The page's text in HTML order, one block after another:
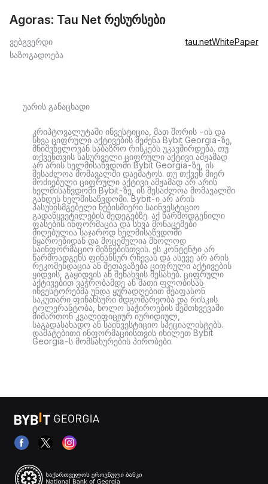
Agoras: Tau Net რესურსები
ვებგვერდი tau.netWhitePaper
საზოგადოება
უარის განაცხადი
კრიპტოვალუტაში ინვესტიცია, მათ შორის -ის და
სხვა ციფრული აქტივების შეძენა Bybit Georgia-ზე,
მნიშვნელოვან საბაზრო რისკებს უკავშირდება. თუ
თქვენთვის სასურველი ციფრული აქტივი ამჟამად
არ არის ხელმისაწვდომი Bybit Georgia-ზე, ის
შესაძლოა მომავალში დაემატოს. თუ თქვენ მიერ
მოძიებული ციფრული აქტივი ამჟამად არ არის
ხელმისაწვდომი Bybit-ზე, ის შესაძლოა მომავალში
გახდეს ხელმისაწვდომი. Bybit-ი არ არის
პასუხისმგებელი ნებისმიერი საინვესტიციო
გადაწყვეტილების შედეგებზე. აქ წარმოდგენილი
ფასების ინფორმაცია და სხვა მონაცემები
მიღებულია საჯაროდ ხელმისაწვდომი
წყაროებიდან და მოცემულია მხოლოდ
საინფორმაციო მიზნებისთვის. ეს კონტენტი არ
წარმოადგენს ფინანსურ რჩევას და ასევე არ არის
რეკომენდაცია ან შეთავაზება ციფრული აქტივების
ყიდვის, გაყიდვის ან შენახვის შესახებ. ციფრული
აქტივებით ვაჭრობამდე ან მათი ფლობისას
ინვესტორებმა უნდა ყურადღებით შეაფასონ
საკუთარი ფინანსური მდგომარეობა და რისკის
ტოლერანტობა, ხოლო საჭიროების შემთხვევაში
მიმართონ კვალიფიციურ იურიდიულ,
საგადასახადო ან საინვესტიციო სპეციალისტებს.
დამატებითი ინფორმაციისთვის იხილეთ Bybit
Georgia-ს მომსახურების პირობები.